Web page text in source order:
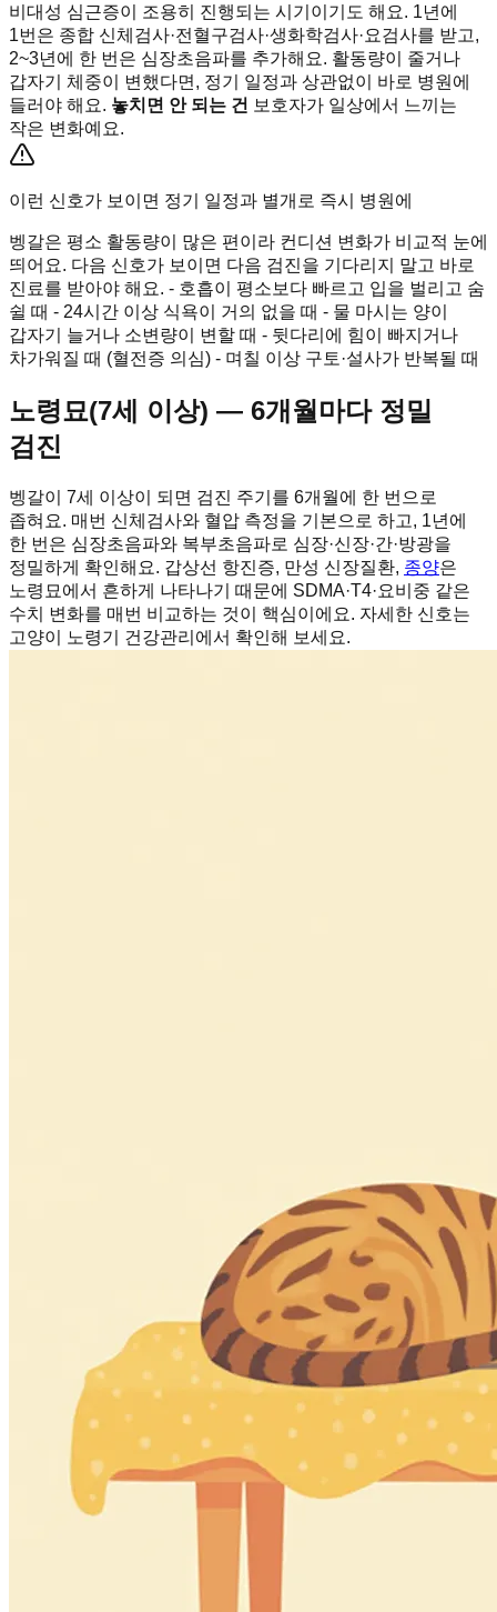
비대성 심근증이 조용히 진행되는 시기이기도 해요. 1년에
1번은 종합 신체검사·전혈구검사·생화학검사·요검사를 받고,
2~3년에 한 번은 심장초음파를 추가해요. 활동량이 줄거나
갑자기 체중이 변했다면, 정기 일정과 상관없이 바로 병원에
들러야 해요. 놓치면 안 되는 건 보호자가 일상에서 느끼는
작은 변화예요.
이런 신호가 보이면 정기 일정과 별개로 즉시 병원에
벵갈은 평소 활동량이 많은 편이라 컨디션 변화가 비교적 눈에
띄어요. 다음 신호가 보이면 다음 검진을 기다리지 말고 바로
진료를 받아야 해요. - 호흡이 평소보다 빠르고 입을 벌리고 숨
쉴 때 - 24시간 이상 식욕이 거의 없을 때 - 물 마시는 양이
갑자기 늘거나 소변량이 변할 때 - 뒷다리에 힘이 빠지거나
차가워질 때 (혈전증 의심) - 며칠 이상 구토·설사가 반복될 때
노령묘(7세 이상) — 6개월마다 정밀
검진
벵갈이 7세 이상이 되면 검진 주기를 6개월에 한 번으로
좁혀요. 매번 신체검사와 혈압 측정을 기본으로 하고, 1년에
한 번은 심장초음파와 복부초음파로 심장·신장·간·방광을
정밀하게 확인해요. 갑상선 항진증, 만성 신장질환, 종양은
노령묘에서 흔하게 나타나기 때문에 SDMA·T4·요비중 같은
수치 변화를 매번 비교하는 것이 핵심이에요. 자세한 신호는
고양이 노령기 건강관리에서 확인해 보세요.